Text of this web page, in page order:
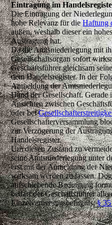
Eintragung im
Die Eintragung der
hohe Relevanz für dieHaftung
außen, weshalb dieser ein
Austragung hat.
Da die Amtsniederlegung mit
Gesellschaftsorgan sofort
Geschäftsführer gleichsam
dem Handelsregister. In der
Anmeldung der
Hand der Gesellschaft.
Ansichten zwischen
oder bei
Gesellschafterversammlung
zur Verzögerung der
Handelsregister.
Um diesen Zustand zu
seine Amtsniederlegung unter
erst mit der Anmeldung der
wirksam werden zu lassen.
aufschiebende Bedingung
bedarf der Geschäftsführer
Einzelvertretungsbefugnis,§